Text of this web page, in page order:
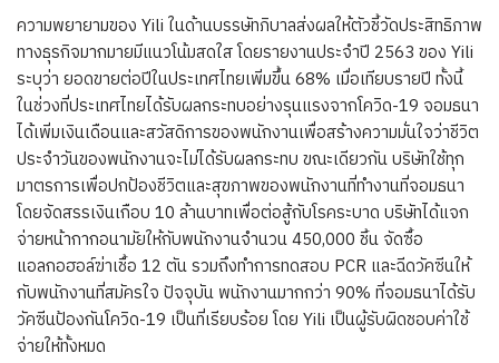
ความพยายามของ Yili ในด้านบรรษัทภิบาลส่งผลให้ตัวชี้วัดประสิทธิภาพ
ทางธุรกิจมากมายมีแนวโน้มสดใส โดยรายงานประจำปี 2563 ของ Yili
ระบุว่า ยอดขายต่อปีในประเทศไทยเพิ่มขึ้น 68% เมื่อเทียบรายปี ทั้งนี้
ในช่วงที่ประเทศไทยได้รับผลกระทบอย่างรุนแรงจากโควิด-19 จอมธนา
ได้เพิ่มเงินเดือนและสวัสดิการของพนักงานเพื่อสร้างความมั่นใจว่าชีวิต
ประจำวันของพนักงานจะไม่ได้รับผลกระทบ ขณะเดียวกัน บริษัทใช้ทุก
มาตรการเพื่อปกป้องชีวิตและสุขภาพของพนักงานที่ทำงานที่จอมธนา
โดยจัดสรรเงินเกือบ 10 ล้านบาทเพื่อต่อสู้กับโรคระบาด บริษัทได้แจก
จ่ายหน้ากากอนามัยให้กับพนักงานจำนวน 450,000 ชิ้น จัดซื้อ
แอลกอฮอล์ฆ่าเชื้อ 12 ตัน รวมถึงทำการทดสอบ PCR และฉีดวัคซีนให้
กับพนักงานที่สมัครใจ ปัจจุบัน พนักงานมากกว่า 90% ที่จอมธนาได้รับ
วัคซีนป้องกันโควิด-19 เป็นที่เรียบร้อย โดย Yili เป็นผู้รับผิดชอบค่าใช้
จ่ายให้ทั้งหมด